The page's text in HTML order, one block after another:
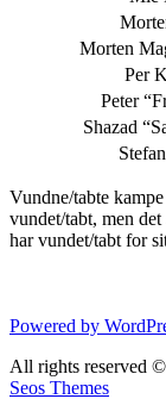
Morten
Per
Peter
Shazad
Vundne/tabte
vundet/tabt, men
har vundet/tabt for
Powered by
All rights reserved
Seos Themes